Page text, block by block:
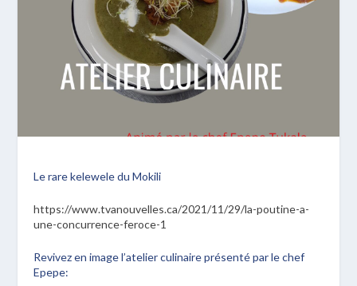
Le rare kelewele du Mokili
https://www.tvanouvelles.ca/2021/11/29/la-poutine-a-
une-concurrence-feroce-1
Revivez en image l’atelier culinaire présenté par le chef
Epepe: